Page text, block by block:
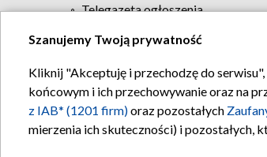
Telegazeta ogłoszenia
Szanujemy Twoją prywatność
Kliknij "Akceptuję i przechodzę do
końcowym i ich przechowywanie oraz na
z IAB* (1201 firm)oraz pozostałych
mierzenia ich skuteczności) i pozostałych,